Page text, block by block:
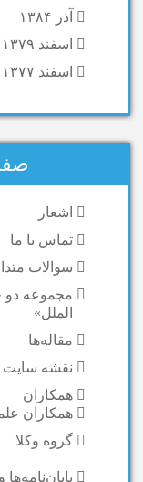
آذر ۱۳۸۴
اسفند ۱۳۷۹
اسفند ۱۳۷۷
اشعار
تماس با ما
سوالات
مجموعه دو
الملل»
مقاله‌ها
نقشه سایت
همکاران
همکاران
گروه وکلا